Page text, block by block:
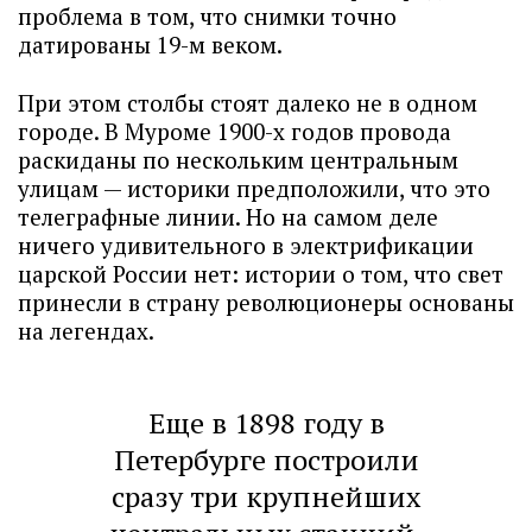
проблема в том, что снимки точно
датированы 19-м веком.
При этом столбы стоят далеко не в одном
городе. В Муроме 1900-х годов провода
раскиданы по нескольким центральным
улицам — историки предположили, что это
телеграфные линии. Но на самом деле
ничего удивительного в электрификации
царской России нет: истории о том, что свет
принесли в страну революционеры основаны
на легендах.
Еще в 1898 году в
Петербурге построили
сразу три крупнейших